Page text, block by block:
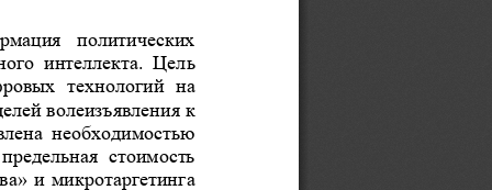
политических
интеллекта.  Цель
технологий  на
волеизъявления к
необходимостью
предельная  стоимость
и микротаргетинга